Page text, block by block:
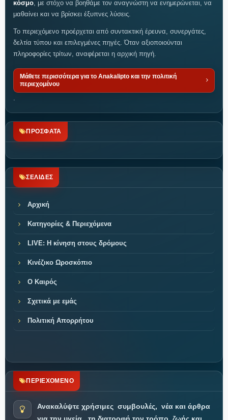
κόσμο , με στόχο να βοηθάμε τον αναγνώστη να ενημερώνεται, να
μαθαίνει και να βρίσκει έξυπνες λύσεις.
Το περιεχόμενο προέρχεται από συντακτική έρευνα, συνεργάτες,
δελτία τύπου και επιλεγμένες πηγές. Όταν αξιοποιούνται
πληροφορίες τρίτων, αναφέρεται η αρχική πηγή.
Μάθετε περισσότερα για το Anakalipto και την πολιτική
περιεχομένου
ΠΡΟΣΦΑΤΑ
ΣΕΛΙΔΕΣ
Αρχική
Κατηγορίες & Περιεχόμενα
LIVE: Η κίνηση στους δρόμους
Κινέζικο Ωροσκόπιο
Ο Καιρός
Σχετικά με εμάς
Πολιτική Απορρήτου
ΠΕΡΙΕΧΟΜΕΝΟ
Ανακαλύψτε χρήσιμες συμβουλές, νέα και άρθρα